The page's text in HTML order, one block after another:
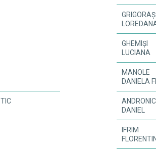
GRIGORAȘ
GHEMIŞI
LUCIANA
MANOLE
DANIELA
TIC
ANDRONIC
DANIEL
IFRIM